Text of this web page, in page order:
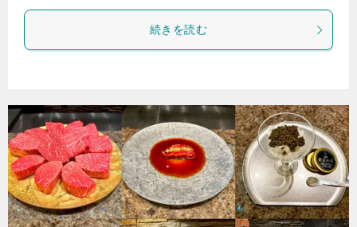
続きを読む